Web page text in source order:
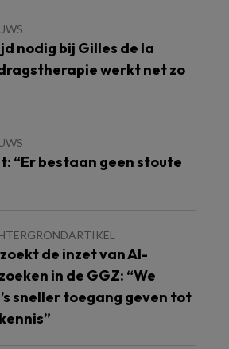
nodig bij Gilles de la
werkt net zo
“Er bestaan geen stoute
de inzet van AI-
in de GGZ: “We
sneller toegang geven tot